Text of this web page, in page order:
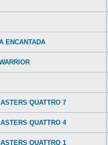
ENCANTADA
QUATTRO 7
QUATTRO 4
QUATTRO 1